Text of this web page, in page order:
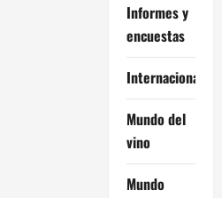
Informes y
encuestas
Internacional
Mundo del
vino
Mundo